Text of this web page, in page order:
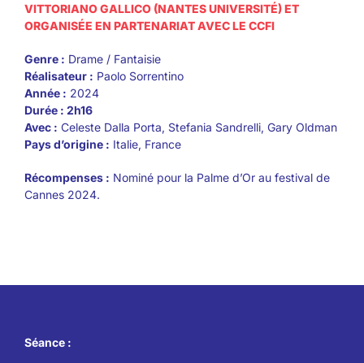
VITTORIANO GALLICO (NANTES UNIVERSITÉ) ET
ORGANISÉE EN PARTENARIAT AVEC LE CCFI
Genre : Drame / Fantaisie
Réalisateur : Paolo Sorrentino
Année : 2024
Durée : 2h16
Avec : Celeste Dalla Porta, Stefania Sandrelli, Gary Oldman
Pays d’origine : Italie, France
Récompenses : Nominé pour la Palme d’Or au festival de
Cannes 2024.
Séance :